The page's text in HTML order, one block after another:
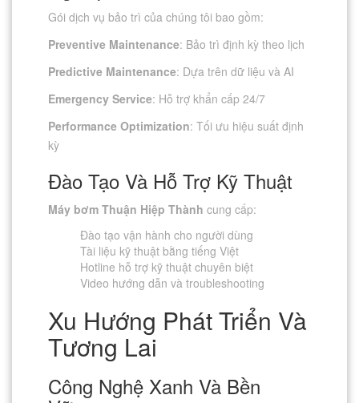
Gói dịch vụ bảo trì của chúng tôi bao gồm:
Preventive Maintenance: Bảo trì định kỳ theo lịch
Predictive Maintenance: Dựa trên dữ liệu và AI
Emergency Service: Hỗ trợ khẩn cấp 24/7
Performance Optimization: Tối ưu hiệu suất định
kỳ
Đào Tạo Và Hỗ Trợ Kỹ Thuật
Máy bơm Thuận Hiệp Thành cung cấp:
Đào tạo vận hành cho người dùng
Tài liệu kỹ thuật bằng tiếng Việt
Hotline hỗ trợ kỹ thuật chuyên biệt
Video hướng dẫn và troubleshooting
Xu Hướng Phát Triển Và
Tương Lai
Công Nghệ Xanh Và Bền